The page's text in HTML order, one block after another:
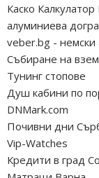
Каско Калкулатор
алуминиева
veber.bg - немски
Събиране на
Тунинг стопове
Душ кабини по
DNMark.com
Почивни дни
Vip-Watches
Кредити в град